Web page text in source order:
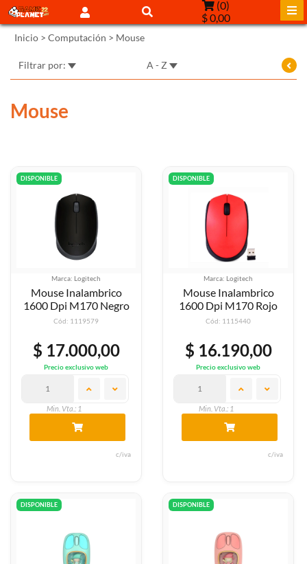
(0)
$ 0,00
Inicio > Computación > Mouse
Filtrar por: A - Z
Mouse
DISPONIBLE
Marca: Logitech
Mouse Inalambrico
1600 Dpi M170 Negro
Cód: 1119579
$ 17.000,00
Precio exclusivo web
Min. Vta.: 1
c/iva
DISPONIBLE
Marca: Logitech
Mouse Inalambrico
1600 Dpi M170 Rojo
Cód: 1115440
$ 16.190,00
Precio exclusivo web
Min. Vta.: 1
c/iva
DISPONIBLE DISPONIBLE